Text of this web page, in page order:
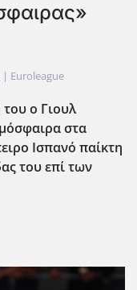
| Euroleague
ο Γιουλ
στα
Ισπανό παίκτη
του επί των